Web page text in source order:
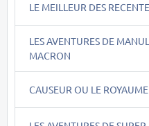
LE MEILLEUR DES
LES AVENTURES DE
MACRON
CAUSEUR OU LE